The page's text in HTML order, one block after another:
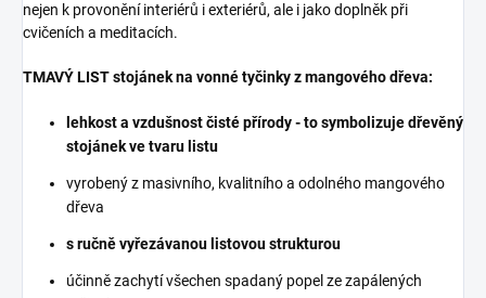
nejen k provonění interiérů i exteriérů, ale i jako doplněk při
cvičeních a meditacích.
TMAVÝ LIST stojánek na vonné tyčinky z mangového dřeva:
lehkost a vzdušnost čisté přírody - to symbolizuje dřevěný
stojánek ve tvaru listu
vyrobený z masivního, kvalitního a odolného mangového
dřeva
s ručně vyřezávanou listovou strukturou
účinně zachytí všechen spadaný popel ze zapálených